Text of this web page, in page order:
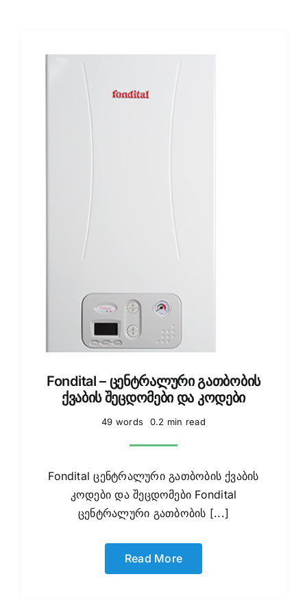
Fondital – ცენტრალური გათბობის
ქვაბის შეცდომები და კოდები
49 words 0.2 min read
Fondital ცენტრალური გათბობის ქვაბის
კოდები და შეცდომები Fondital
ცენტრალური გათბობის [...]
Read More